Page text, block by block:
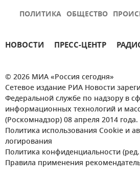
ПОЛИТИКА ОБЩЕСТВО
НОВОСТИ ПРЕСС-ЦЕНТР
© 2026 МИА «Россия сегодня»
Сетевое издание РИА Новости
Федеральной службе по надзору в
информационных технологий и
(Роскомнадзор) 08 апреля 2014 года.
Политика использования Cookie и
логирования
Политика конфиденциальности (ред.
Правила применения